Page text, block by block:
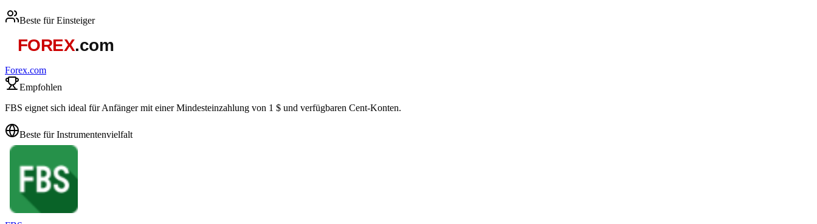
Beste für Einsteiger
Forex.com
Empfohlen
FBS eignet sich ideal für Anfänger mit einer Mindesteinzahlung von 1 $ und verfügbaren Cent-Konten.
Beste für Instrumentenvielfalt